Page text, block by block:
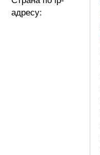
адресу: